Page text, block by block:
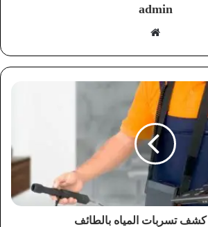
admin
تسربات المياه بالطائف